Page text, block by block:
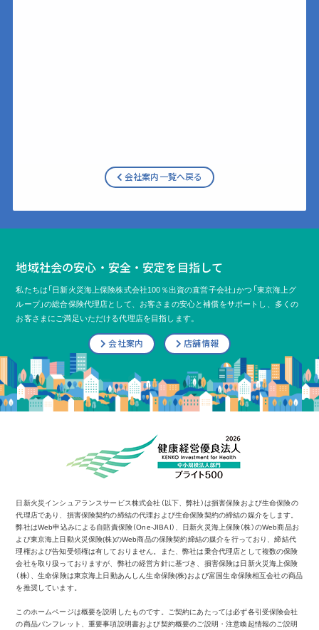
会社案内一覧へ戻る
地域社会の安心・安全・安定を目指して
私たちは「日新火災海上保険株式会社100％出資の直営子会社」かつ「東京海上グ
ループ」の総合保険代理店として、 お客さまの安心と補償をサポートし、多くの
お客さまにご満足いただける代理店を目指します。
会社案内 店舗情報
日新火災インシュアランスサービス株式会社（以下、弊社）は損害保険および生命保険の
代理店であり、損害保険契約の締結の代理および生命保険契約の締結の媒介をします。
弊社はWeb申込みによる自賠責保険（One-JIBAI）、日新火災海上保険（株）のWeb商品お
よび東京海上日動火災保険(株)のWeb商品の保険契約締結の媒介を行っており、締結代
理権および告知受領権は有しておりません。また、弊社は乗合代理店として複数の保険
会社を取り扱っておりますが、弊社の経営方針に基づき、損害保険は日新火災海上保険
（株）、生命保険は東京海上日動あんしん生命保険(株)および富国生命保険相互会社の商品
を推奨しています。
このホームページは概要を説明したものです。ご契約にあたっては必ず各引受保険会社
の商品パンフレット、重要事項説明書および契約概要のご説明・注意喚起情報のご説明